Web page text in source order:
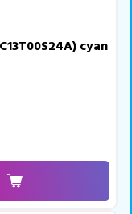
cyan